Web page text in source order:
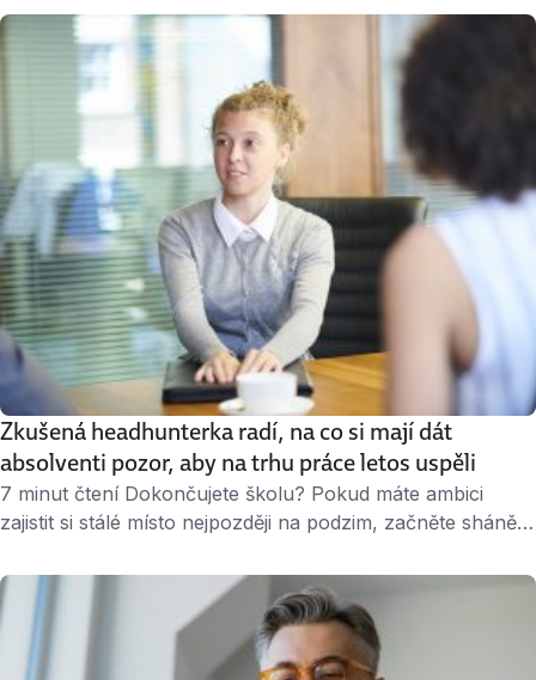
kandidáta od těch, kteří s ním už pracovali. Je vám to
nepříjemné? Ano, ve světě recenzí úplně na všechno se
dočkáme i recenze na sebe sama. Co vlastně personalisté
ověřováním referencí sledují? A …
Zkušená headhunterka radí, na co si mají dát
absolventi pozor, aby na trhu práce letos uspěli
7 minut čtení Dokončujete školu? Pokud máte ambici
zajistit si stálé místo nejpozději na podzim, začněte shánět
nadechuje a firmy opět nabírají. Absolventi však mohou
letos čelit větší konkurenci. Největší šanci budou mít dobře
připravení uchazeči, odhodlaní zvládnout všechny
nástrahy výběrového řízení. Různé obory podnikání se